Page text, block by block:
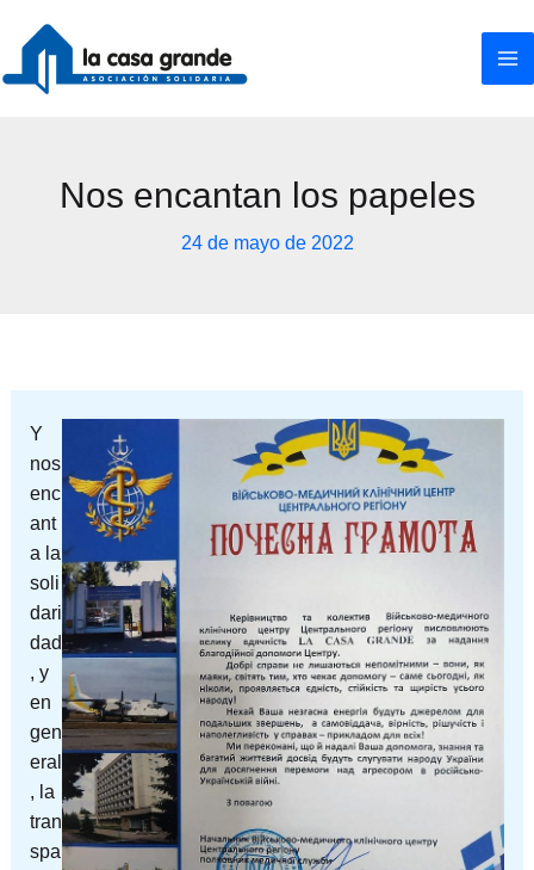
contenido
Nos encantan los papeles
24 de mayo de 2022
Y
nos
enc
ant
a la
soli
dari
dad
, y
en
gen
eral
, la
tran
spa